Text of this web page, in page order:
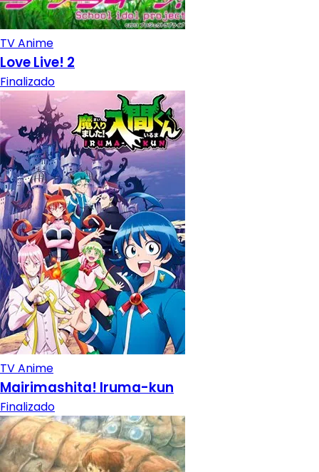
TV Anime
Love Live! 2
Finalizado
TV Anime
Mairimashita! Iruma-kun
Finalizado